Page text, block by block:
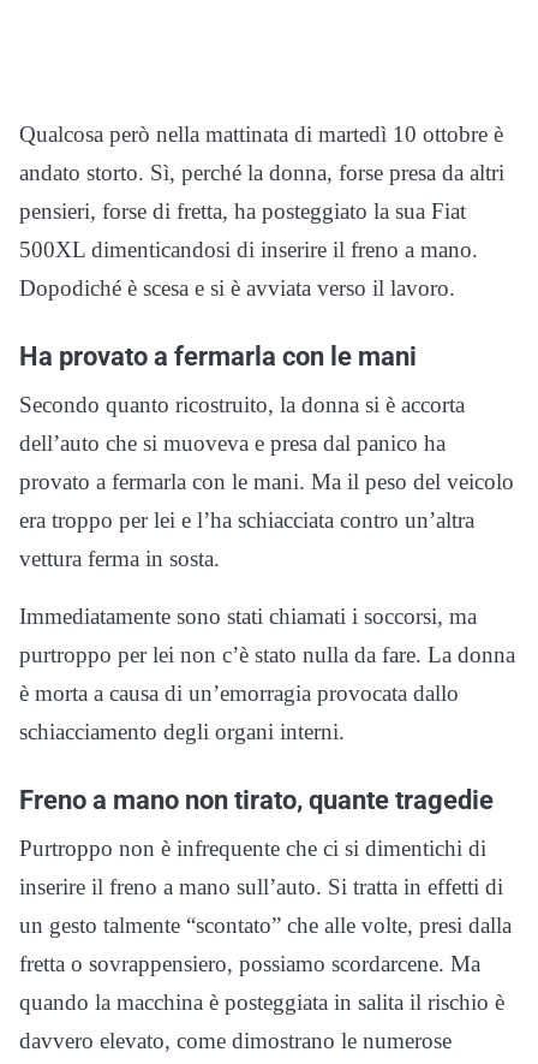
Qualcosa però nella mattinata di martedì 10 ottobre è
andato storto. Sì, perché la donna, forse presa da altri
pensieri, forse di fretta, ha posteggiato la sua Fiat
500XL dimenticandosi di inserire il freno a mano.
Dopodiché è scesa e si è avviata verso il lavoro.
Ha provato a fermarla con le mani
Secondo quanto ricostruito, la donna si è accorta
dell’auto che si muoveva e presa dal panico ha
provato a fermarla con le mani. Ma il peso del veicolo
era troppo per lei e l’ha schiacciata contro un’altra
vettura ferma in sosta.
Immediatamente sono stati chiamati i soccorsi, ma
purtroppo per lei non c’è stato nulla da fare. La donna
è morta a causa di un’emorragia provocata dallo
schiacciamento degli organi interni.
Freno a mano non tirato, quante tragedie
Purtroppo non è infrequente che ci si dimentichi di
inserire il freno a mano sull’auto. Si tratta in effetti di
un gesto talmente “scontato” che alle volte, presi dalla
fretta o sovrappensiero, possiamo scordarcene. Ma
quando la macchina è posteggiata in salita il rischio è
davvero elevato, come dimostrano le numerose